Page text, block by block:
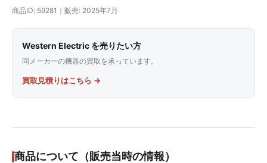
商品ID: 59281｜販売: 2025年7月
Western Electric を売りたい方
同メーカーの機器の買取を承っています。
買取見積りはこちら →
商品について（販売当時の情報）